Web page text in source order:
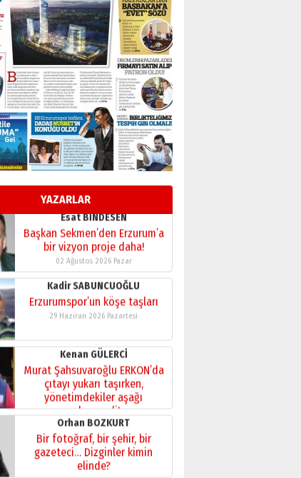
YAZARLAR
28 Temmuz 2026 Salı
Ahmet Gökhan YAZICI
Ahmed Yesevi’den bir
Alperen… ”Reisimiz” idi…
Hakka yürüdü.!
26 Mart 2026 Perşembe
Cem Bakırcı
Ardında bıraktığı hatıralarıyla
gönül adamı Faruk Terzioğlu!
13 Mayıs 2026 Çarşamba
Esat BİNDESEN
Başkan Sekmen’den Erzurum’a
bir vizyon proje daha!
02 Ağustos 2026 Pazar
Kadir SABUNCUOĞLU
Erzurumspor’un köşe taşları
29 Haziran 2026 Pazartesi
Kenan GÜLERCİ
Murat Şahsuvaroğlu ERKON’da
çıtayı yukarı taşırken,
çekmemeli!
17 Şubat 2026 SalıOrhan BOZKURT
Bir fotoğraf, bir şehir, bir
gazeteci… Dizginler kimin
elinde?
31 Mart 2026 Salı
A. Berhan Yılmaz
BİR BÖLÜM DEĞİL, BİR ÖMÜR
SEÇİYORSUNUZ… “NEDEN
ATATÜRK ÜNİVERSİTESİ?”